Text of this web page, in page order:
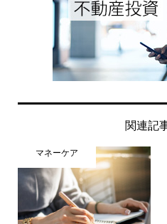
関連記
マネーケア